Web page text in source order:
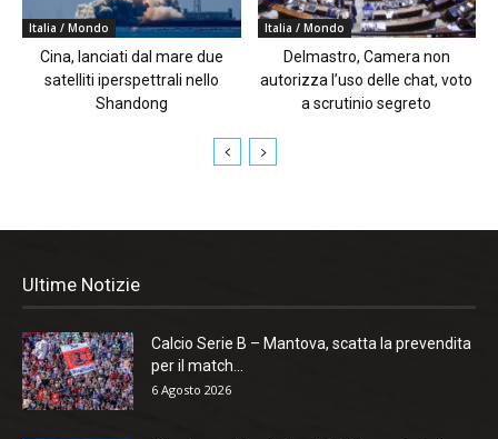
Italia / Mondo
Cina, lanciati dal mare due
satelliti iperspettrali nello
Shandong
Italia / Mondo
Delmastro, Camera non
autorizza l’uso delle chat, voto
a scrutinio segreto
Ultime Notizie
Calcio Serie B – Mantova, scatta la prevendita
per il match...
6 Agosto 2026